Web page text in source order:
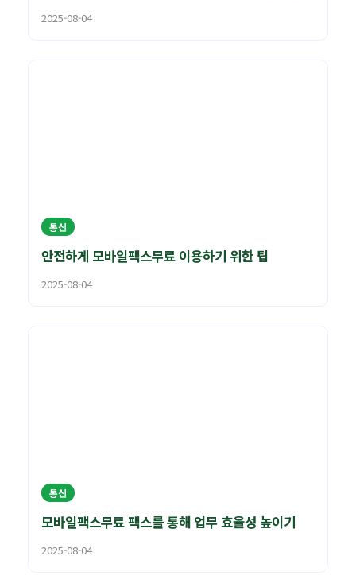
2025-08-04
통신
안전하게 모바일팩스무료 이용하기 위한 팁
2025-08-04
통신
모바일팩스무료 팩스를 통해 업무 효율성 높이기
2025-08-04